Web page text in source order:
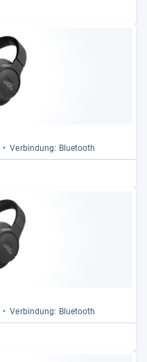
Ver­bin­dung: Blue­tooth
Ver­bin­dung: Blue­tooth